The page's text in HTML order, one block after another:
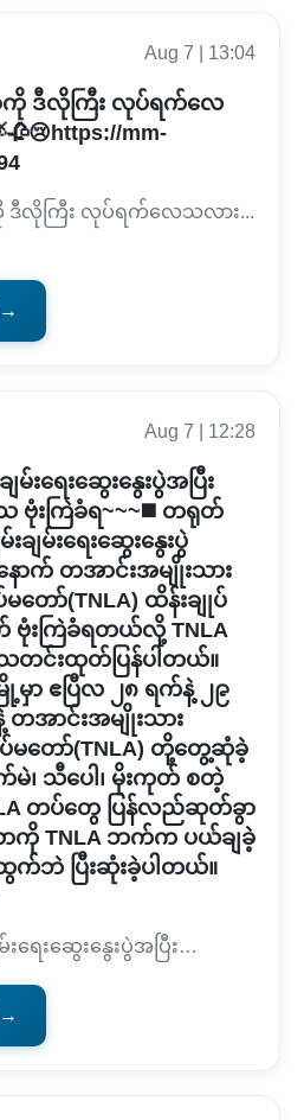
Aug 7 | 13:04
ကို ဒီလိုကြီး လုပ်ရက်လေ
mm-
ဒီလိုကြီး လုပ်ရက်လေသလား...
Aug 7 | 12:28
မ်းရေးဆွေးနွေးပွဲအပြီး
သ ဗုံးကြဲခံရ~~~◼️ တရုတ်
ချမ်းရေးဆွေးနွေးပွဲ
ောက် တအာင်းအမျိုးသား
တော်(TNLA) ထိန်းချုပ်
ကြဲခံရတယ်လို့ TNLA
တင်းထုတ်ပြန်ပါတယ်။
မှာ ဧပြီလ ၂၈ ရက်နဲ့ ၂၉
အာင်းအမျိုးသား
မတော်(TNLA) တို့တွေ့ဆုံခဲ့
ာက်မဲ၊ သီပေါ၊ မိုးကုတ် စတဲ့
တပ်တွေ ပြန်လည်ဆုတ်ခွာ
ာကို TNLA ဘက်က ပယ်ချခဲ့
က်ဘဲ ပြီးဆုံးခဲ့ပါတယ်။
းရေးဆွေးနွေးပွဲအပြီး…